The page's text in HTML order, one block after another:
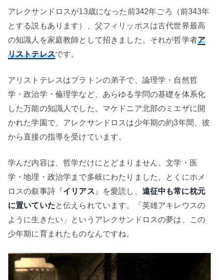
アレクサンドロスが13歳になった前342年ごろ（前343年
とする説もあります）、父フィリッポスは古代世界最高
の知識人を家庭教師として招きました。それが哲学者ア
リストテレスです。
アリストテレスはプラトンの弟子で、論理学・自然哲
学・政治学・倫理学など、あらゆる学問の基礎を体系化
した万能の知識人でした。マケドニア北部のミエザに開
かれた学園で、アレクサンドロスは少年期の約3年間、彼
から直接の指導を受けています。
学んだ内容は、哲学だけにとどまりません。文学・医
学・地理・政治学まで多岐にわたりました。とくにホメ
ロスの叙事詩『イリアス 』を愛読し、 遠征中も常に枕元
に置いていたと伝えられています。「英雄アキレウスの
ように生きたい」というアレクサンドロスの夢は、この
少年期に育まれたものなんですね。